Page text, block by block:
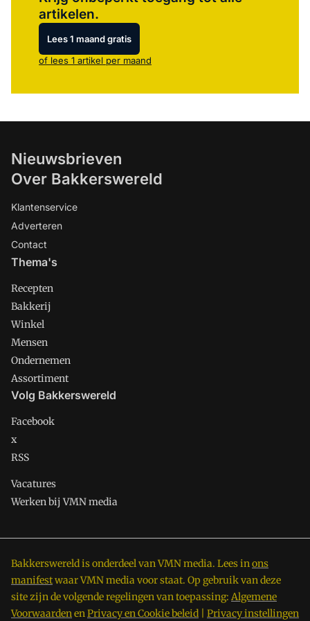
artikelen.
Lees 1 maand gratis
of lees 1 artikel per maand
Nieuwsbrieven
Over Bakkerswereld
Klantenservice
Adverteren
Contact
Thema's
Recepten
Bakkerij
Winkel
Mensen
Ondernemen
Assortiment
Volg Bakkerswereld
Facebook
x
RSS
Vacatures
Werken bij VMN media
Bakkerswereld is onderdeel van VMN media. Lees inons
manifestwaar VMN media voor staat. Op gebruik van deze
site zijn de volgende regelingen van toepassing: Algemene
VoorwaardenenPrivacy en Cookie beleid Privacy instellingen